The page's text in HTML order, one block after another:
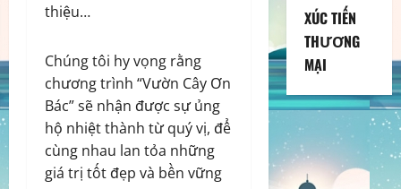
thiệu…
Chúng tôi hy vọng rằng
chương trình “Vườn Cây Ơn
Bác” sẽ nhận được sự ủng
hộ nhiệt thành từ quý vị, để
cùng nhau lan tỏa những
giá trị tốt đẹp và bền vững
XÚC TIẾN
THƯƠNG
MẠI